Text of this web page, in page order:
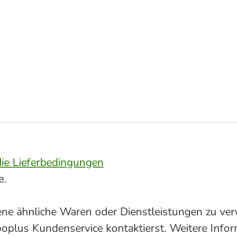
Lieferbedingungen
ähnliche Waren oder Dienstleistungen zu
Kundenservice kontaktierst. Weitere